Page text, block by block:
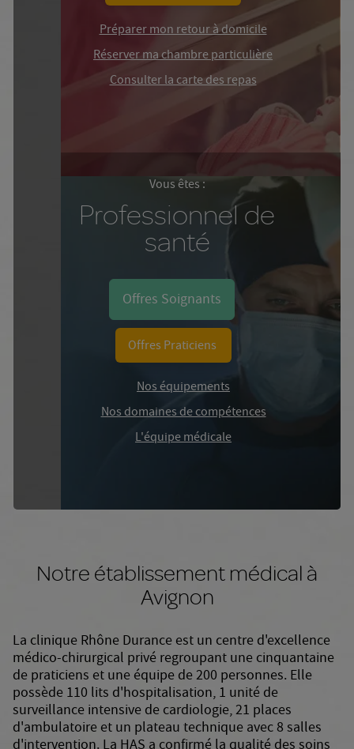
Préparer mon retour à domicile
Réserver ma chambre particulière
Consulter la carte des repas
Vous êtes :
Professionnel de
santé
Offres Soignants
Offres Praticiens
Nos équipements
Nos domaines de compétences
L'équipe médicale
Notre établissement médical à
Avignon
La clinique Rhône Durance est un centre d'excellence
médico-chirurgical privé regroupant une cinquantaine
de praticiens et une équipe de 200 personnes. Elle
possède 110 lits d'hospitalisation, 1 unité de
surveillance intensive de cardiologie, 21 places
d'ambulatoire et un plateau technique avec 8 salles